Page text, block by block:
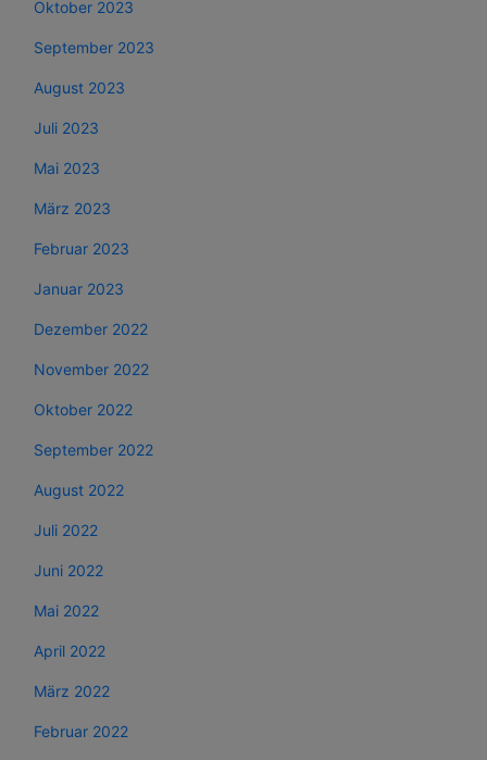
Oktober 2023
September 2023
August 2023
Juli 2023
Mai 2023
März 2023
Februar 2023
Januar 2023
Dezember 2022
November 2022
Oktober 2022
September 2022
August 2022
Juli 2022
Juni 2022
Mai 2022
April 2022
März 2022
Februar 2022